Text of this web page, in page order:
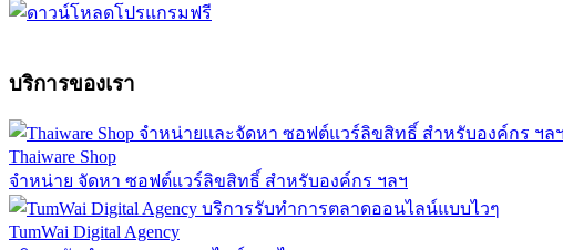
บริการของเรา
Thaiware Shop
จำหน่าย จัดหา ซอฟต์แวร์ลิขสิทธิ์ สำหรับองค์กร ฯลฯ
TumWai Digital Agency